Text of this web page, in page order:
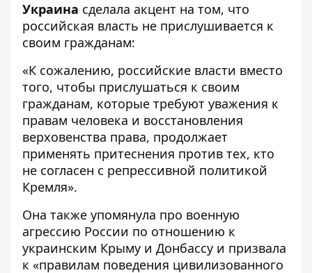
Украина сделала акцент на том, что
российская власть не прислушивается к
своим гражданам:
«К сожалению, российские власти вместо
того, чтобы прислушаться к своим
гражданам, которые требуют уважения к
правам человека и восстановления
верховенства права, продолжает
применять притеснения против тех, кто
не согласен с репрессивной политикой
Кремля».
Она также упомянула про военную
агрессию России по отношению к
украинским Крыму и Донбассу и призвала
к «правилам поведения цивилизованного